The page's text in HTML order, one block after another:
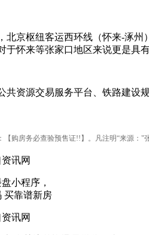
北京枢纽客运西环线（怀来-涿
于怀来等张家口地区来说更是具
共资源交易服务平台、铁路建设
【购房务必查验预售证!!】。凡注明“来源："
小程序，
买靠谱新房